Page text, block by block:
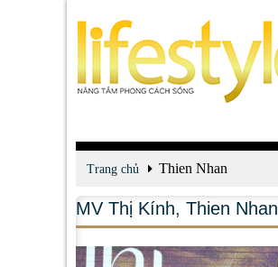
Trang chủ Thien Nhan
MV Thị Kính, Thien Nhan